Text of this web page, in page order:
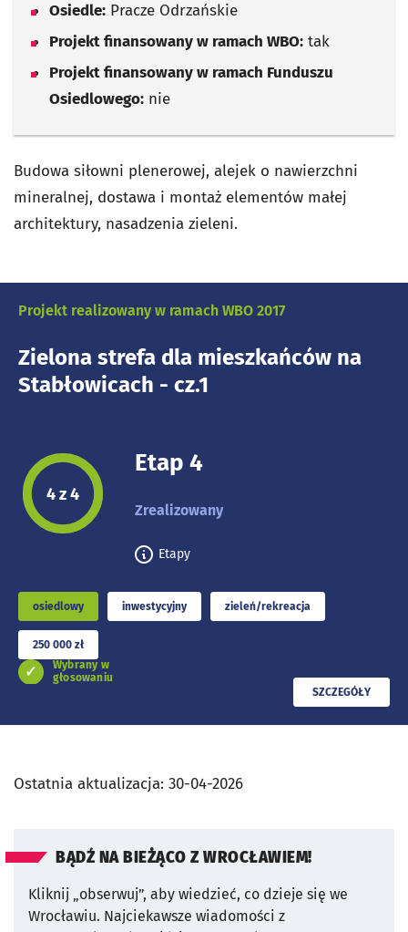
Osiedle: Pracze Odrzańskie
Projekt finansowany w ramach WBO: tak
Projekt finansowany w ramach Funduszu
Osiedlowego: nie
Budowa siłowni plenerowej, alejek o nawierzchni
mineralnej, dostawa i montaż elementów małej
architektury, nasadzenia zieleni.
Projekt realizowany w ramach WBO 2017
Zielona strefa dla mieszkańców na
Stabłowicach - cz.1
Etap projektu:
4 z 4
Etap 4
Zrealizowany
Etapy
Wybrany w
głosowaniu
osiedlowy inwestycyjny zieleń/rekreacja
250 000 zł
PRZECZYTAJ
SZCZEGÓŁY
Ostatnia aktualizacja: 30-04-2026
BĄDŹ NA BIEŻĄCO Z WROCŁAWIEM!
Kliknij „obserwuj”, aby wiedzieć, co dzieje się we
Wrocławiu. Najciekawsze wiadomości z